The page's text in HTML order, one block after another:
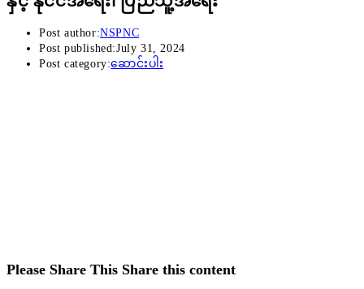
Post author:NSPNC
Post published:July 31, 2024
Post category:ဆောင်းပါး
Please Share This Share this content